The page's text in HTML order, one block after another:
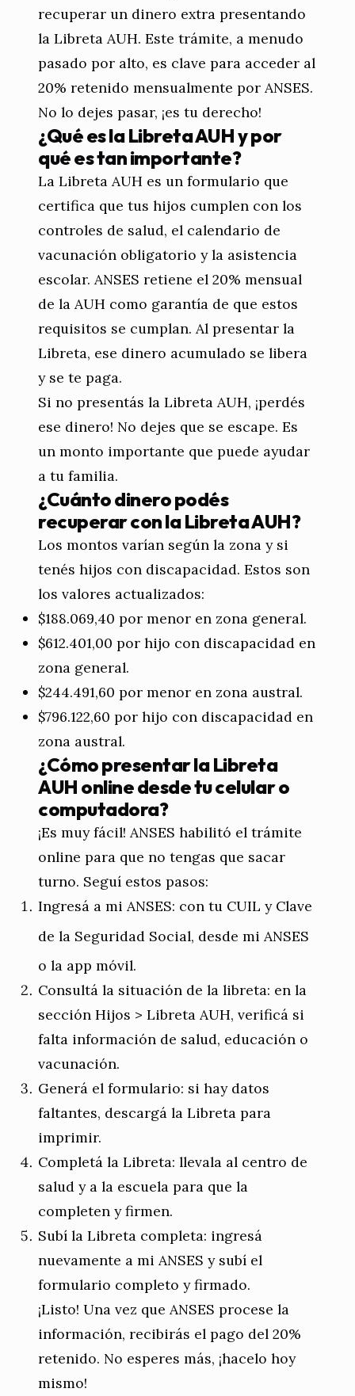
recuperar un dinero extra presentando
la Libreta AUH. Este trámite, a menudo
pasado por alto, es clave para acceder al
20% retenido mensualmente por ANSES.
No lo dejes pasar, ¡es tu derecho!
¿Qué es la Libreta AUH y por
qué es tan importante?
La Libreta AUH es un formulario que
certifica que tus hijos cumplen con los
controles de salud, el calendario de
vacunación obligatorio y la asistencia
escolar. ANSES retiene el 20% mensual
de la AUH como garantía de que estos
requisitos se cumplan. Al presentar la
Libreta, ese dinero acumulado se libera
y se te paga.
Si no presentás la Libreta AUH, ¡perdés
ese dinero! No dejes que se escape. Es
un monto importante que puede ayudar
a tu familia.
¿Cuánto dinero podés
recuperar con la Libreta AUH?
Los montos varían según la zona y si
tenés hijos con discapacidad. Estos son
los valores actualizados:
$188.069,40 por menor en zona general.
$612.401,00 por hijo con discapacidad en
zona general.
$244.491,60 por menor en zona austral.
$796.122,60 por hijo con discapacidad en
zona austral.
¿Cómo presentar la Libreta
AUH online desde tu celular o
computadora?
¡Es muy fácil! ANSES habilitó el trámite
online para que no tengas que sacar
turno. Seguí estos pasos:
Ingresá a mi ANSES: con tu CUIL y Clave
de la Seguridad Social, desde mi ANSES
o la app móvil.
Consultá la situación de la libreta: en la
sección Hijos > Libreta AUH, verificá si
falta información de salud, educación o
vacunación.
Generá el formulario: si hay datos
faltantes, descargá la Libreta para
imprimir.
Completá la Libreta: llevala al centro de
salud y a la escuela para que la
completen y firmen.
Subí la Libreta completa: ingresá
nuevamente a mi ANSES y subí el
formulario completo y firmado.
¡Listo! Una vez que ANSES procese la
información, recibirás el pago del 20%
retenido. No esperes más, ¡hacelo hoy
mismo!